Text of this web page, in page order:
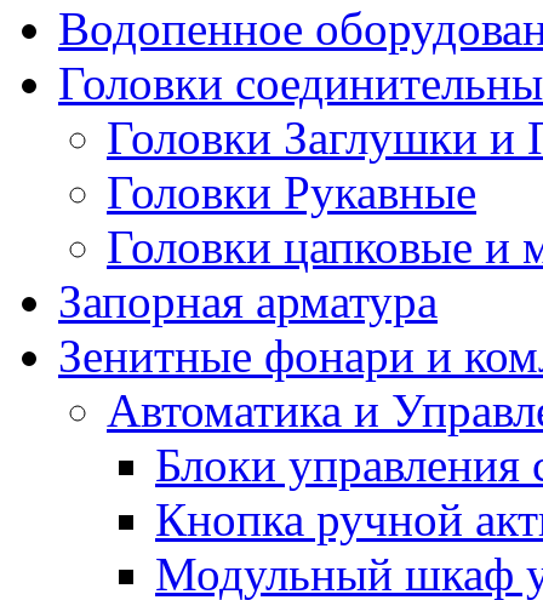
Водопенное
Головки
Головки Заглушки и
Головки Рукавные
Головки цапковые и
Запорная арматура
Зенитные фонари и
Автоматика и
Блоки
Кнопка ручной
Модульный шкаф